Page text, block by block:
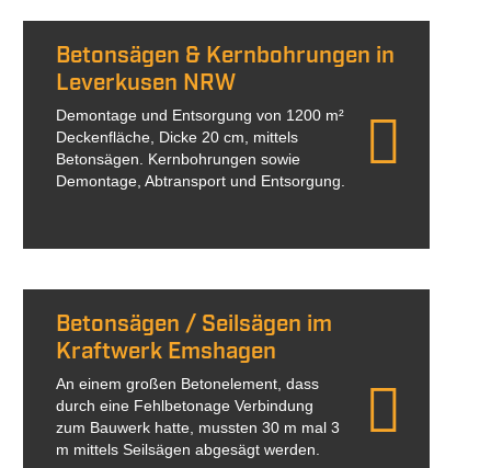
Betonsägen & Kernbohrungen in
Leverkusen NRW
Demontage und Entsorgung von 1200 m²
Deckenfläche, Dicke 20 cm, mittels
Betonsägen. Kernbohrungen sowie
Demontage, Abtransport und Entsorgung.
Betonsägen / Seilsägen im
Kraftwerk Emshagen
An einem großen Betonelement, dass
durch eine Fehlbetonage Verbindung
zum Bauwerk hatte, mussten 30 m mal 3
m mittels Seilsägen abgesägt werden.